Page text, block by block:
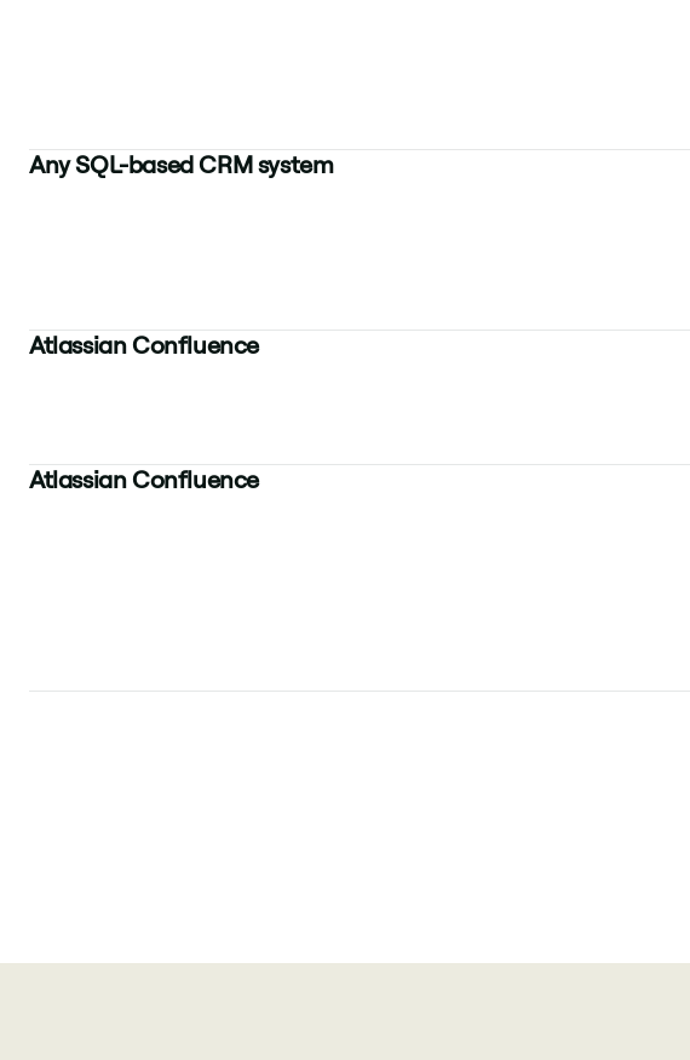
Any SQL-based CRM system
Atlassian Confluence
Atlassian Confluence